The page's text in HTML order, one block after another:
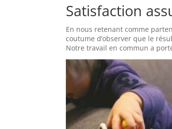
Satisfaction
En nous retenant comme
coutume d’observer que le
Notre travail en commun a